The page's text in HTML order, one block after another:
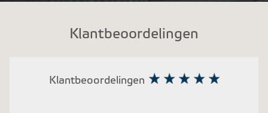
Klantbeoordelingen
Klantbeoordelingen